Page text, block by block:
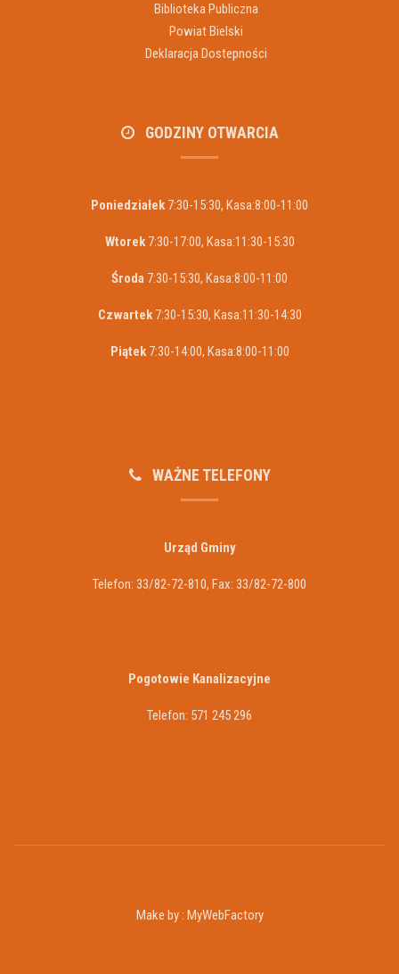
Biblioteka Publiczna
Powiat Bielski
Deklaracja Dostepności
GODZINY OTWARCIA
Poniedziałek7:30-15:30, Kasa:8:00-11:00
Wtorek7:30-17:00, Kasa:11:30-15:30
Środa 7:30-15:30, Kasa:8:00-11:00
Czwartek7:30-15:30, Kasa:11:30-14:30
Piątek7:30-14:00, Kasa:8:00-11:00
WAŻNE TELEFONY
Urząd Gminy
Telefon: 33/82-72-810, Fax: 33/82-72-800
Pogotowie Kanalizacyjne
Telefon: 571 245 296
Make by : MyWebFactory